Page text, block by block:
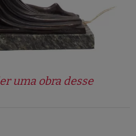
uma obra desse